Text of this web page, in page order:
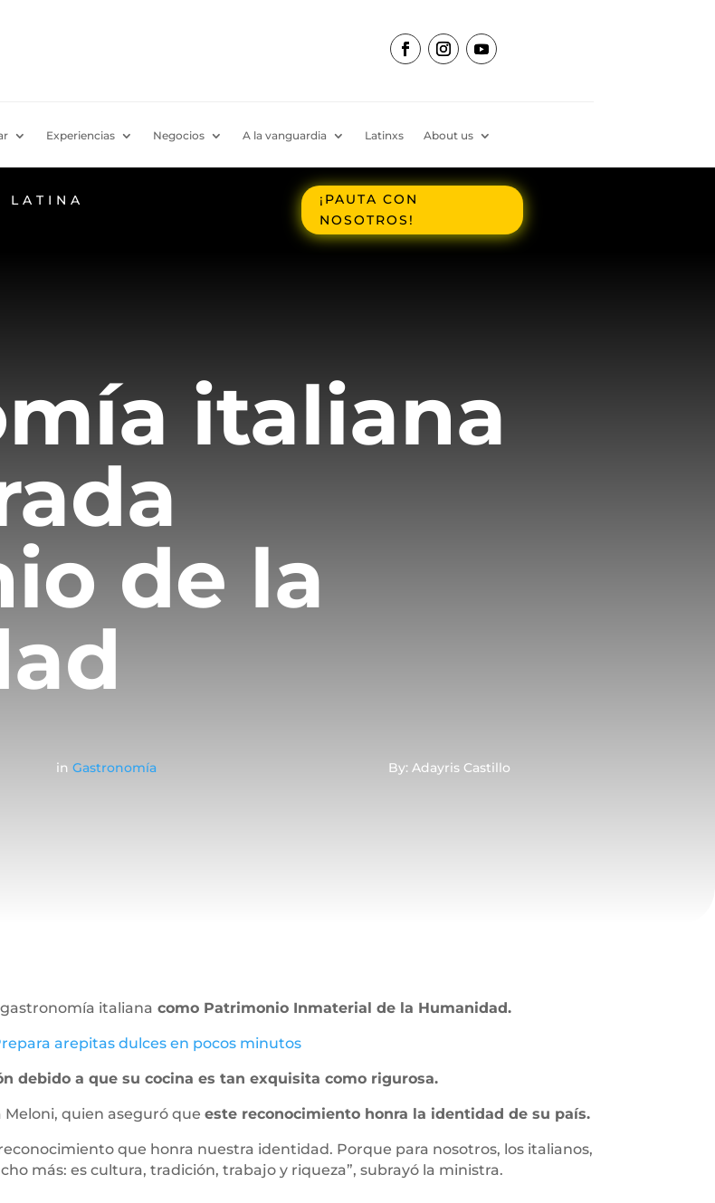
Experiencias Negocios A la vanguardia Latinxs About us
LATINA
¡PAUTA CON
NOSOTROS!
italiana
de la
inGastronomía By: Adayris Castillo
italiana como Patrimonio Inmaterial de la Humanidad.
arepitas dulces en pocos minutos
debido a que su cocina es tan exquisita como rigurosa.
Meloni, quien aseguró queeste reconocimiento honra la identidad de su país.
que honra nuestra identidad. Porque para nosotros, los italianos,
más: es cultura, tradición, trabajo y riqueza”, subrayó la ministra.